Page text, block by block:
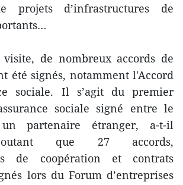
projets d’infrastructures de
visite, de nombreux accords de
été signés, notamment l'Accord
sociale. Il s’agit du premier
sociale signé entre le
partenaire étranger, a-t-il
que 27 accords,
de coopération et contrats
lors du Forum d’entreprises